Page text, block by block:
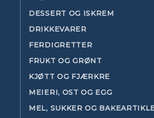
DESSERT OG ISKREM
DRIKKEVARER
FERDIGRETTER
FRUKT OG GRØNT
KJØTT OG FJÆRKRE
MEIERI, OST OG EGG
MEL, SUKKER OG